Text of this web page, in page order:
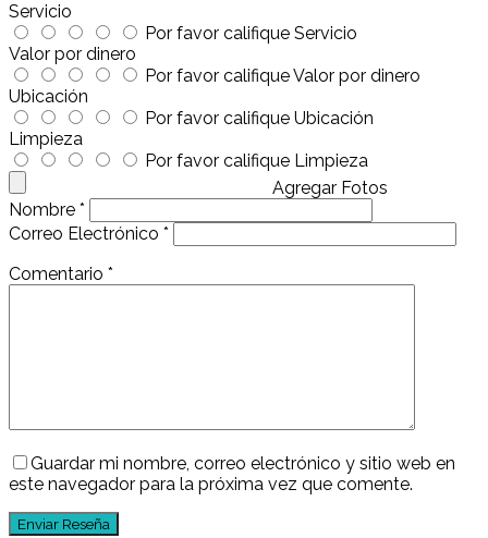
Servicio
Por favor califique Servicio
Valor por dinero
Por favor califique Valor por dinero
Ubicación
Por favor califique Ubicación
Limpieza
Por favor califique Limpieza
Agregar Fotos
Nombre *
Correo Electrónico *
Comentario *
Guardar mi nombre, correo electrónico y sitio web en
este navegador para la próxima vez que comente.